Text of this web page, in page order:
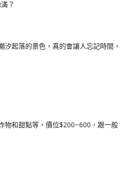
？
起落的景色，真的會讓人忘記時間，
物和甜點等，價位$200~600，跟一般